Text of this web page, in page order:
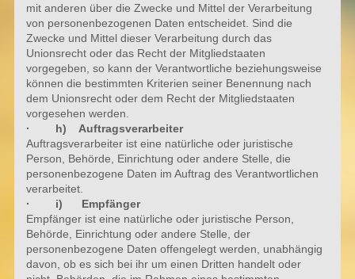
mit anderen über die Zwecke und Mittel der Verarbeitung
von personenbezogenen Daten entscheidet. Sind die
Zwecke und Mittel dieser Verarbeitung durch das
Unionsrecht oder das Recht der Mitgliedstaaten
vorgegeben, so kann der Verantwortliche beziehungsweise
können die bestimmten Kriterien seiner Benennung nach
dem Unionsrecht oder dem Recht der Mitgliedstaaten
vorgesehen werden.
· h) Auftragsverarbeiter
Auftragsverarbeiter ist eine natürliche oder juristische
Person, Behörde, Einrichtung oder andere Stelle, die
personenbezogene Daten im Auftrag des Verantwortlichen
verarbeitet.
· i) Empfänger
Empfänger ist eine natürliche oder juristische Person,
Behörde, Einrichtung oder andere Stelle, der
personenbezogene Daten offengelegt werden, unabhängig
davon, ob es sich bei ihr um einen Dritten handelt oder